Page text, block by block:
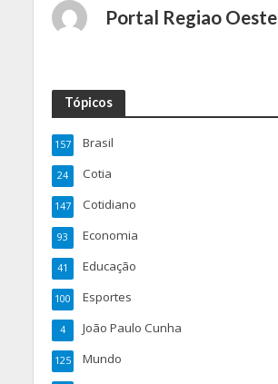
Portal Regiao Oeste
Tópicos
Brasil
157
Cotia
24
Cotidiano
147
Economia
93
Educação
41
Esportes
100
João Paulo Cunha
4
Mundo
125